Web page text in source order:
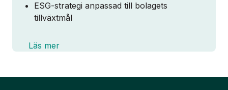
ESG‑strategi anpassad till bolagets
tillväxtmål
Läs mer